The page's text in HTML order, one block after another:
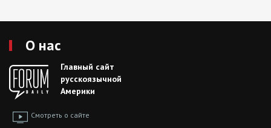
О нас
Главный сайт
русскоязычной
Америки
Смотреть о сайте